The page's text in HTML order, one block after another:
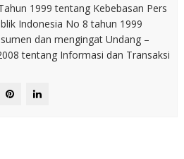
1999 tentang Kebebasan Pers
Indonesia No 8 tahun 1999
dan mengingat Undang –
tentang Informasi dan Transaksi